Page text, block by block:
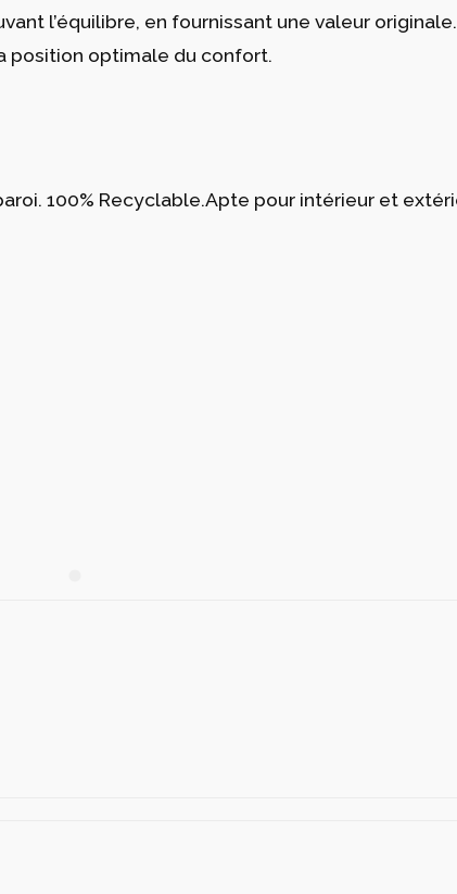
l’équilibre, en fournissant une valeur
position optimale du confort.
100% Recyclable.Apte pour intérieur et